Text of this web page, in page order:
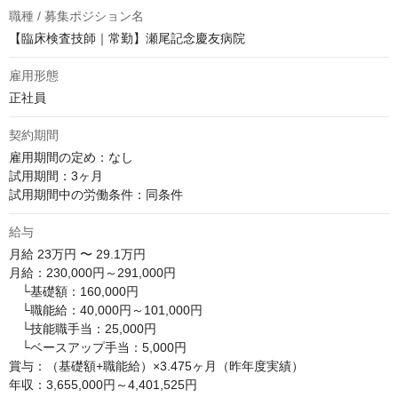
職種 / 募集ポジション名
【臨床検査技師｜常勤】瀬尾記念慶友病院
雇用形態
正社員
契約期間
雇用期間の定め：なし
試用期間：3ヶ月
試用期間中の労働条件：同条件
給与
月給 23万円 〜 29.1万円
月給：230,000円～291,000円
└基礎額：160,000円
└職能給：40,000円～101,000円
└技能職手当：25,000円
└ベースアップ手当：5,000円
賞与：（基礎額+職能給）×3.475ヶ月（昨年度実績）
年収：3,655,000円～4,401,525円